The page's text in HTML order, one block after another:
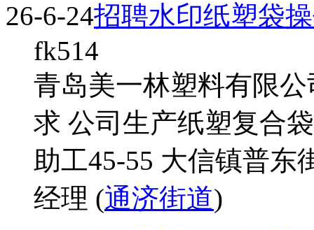
26-6-24招聘水印纸塑袋
fk514
青岛美一林塑料有限
求 公司生产纸塑复合
助工45-55 大信镇普东
经理 (通济街道)